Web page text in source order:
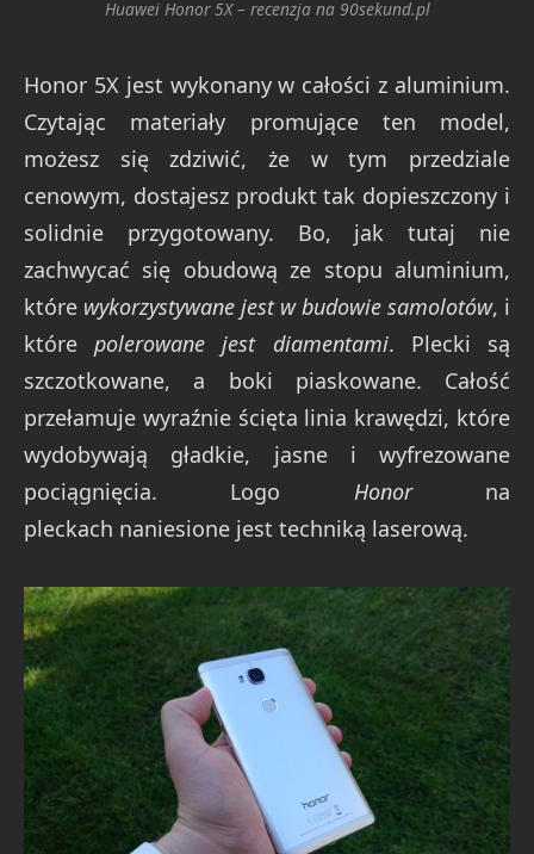
Huawei Honor 5X – recenzja na 90sekund.pl
Honor 5X jest wykonany w całości z aluminium.
Czytając materiały promujące ten model,
możesz się zdziwić, że w tym przedziale
cenowym, dostajesz produkt tak dopieszczony i
solidnie przygotowany. Bo, jak tutaj nie
zachwycać się obudową ze stopu aluminium,
które wykorzystywane jest w budowie samolotów, i
którepolerowane jest diamentami. Plecki są
szczotkowane, a boki piaskowane. Całość
przełamuje wyraźnie ścięta linia krawędzi, które
wydobywają gładkie, jasne i wyfrezowane
pociągnięcia. Logo Honor na
pleckach naniesione jest techniką laserową.